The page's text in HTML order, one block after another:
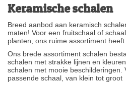
Keramische schalen
Breed aanbod aan keramisch
maten! Voor een fruitschaal of
planten, ons ruime assortiment heeft
Ons brede assortiment schalen
schalen met strakke lijnen en
schalen met mooie beschilderingen.
passende schaal, van klein tot groot